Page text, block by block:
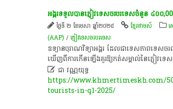
អង្គរទទួលបានភ្ញៀវទេសចរបរទេសចំនួន ៤០០
ថ្ងៃទី ២ ខែមេសា ឆ្នាំ២០២៥ ខ្មែរថាមស៍
(AAP) /ភ្ញៀវទេសចរ​បរទេស​
ឧទ្យានបុរាណវិទ្យាអង្គរ ដែលជាទេសភាពទេស
ឃើញពីការកើនឡើងគួរឱ្យកត់សម្គាល់នៃភ្ញៀវទ
ជា​ វណ្ណ​យុទ្ធ​
https://www.khmertimeskh.com/
tourists-in-q1-2025/